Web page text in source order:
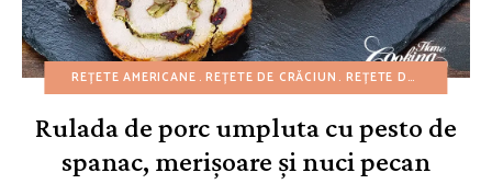
REȚETE AMERICANE REȚETE DE CRĂCIUN REȚETE DE TOAMNĂ
Rulada de porc umpluta cu pesto de
spanac, merișoare și nuci pecan